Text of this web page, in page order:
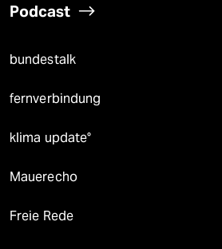
Podcast
bundestalk
fernverbindung
klima update°
Mauerecho
Freie Rede